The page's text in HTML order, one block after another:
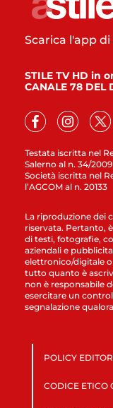
Testata iscritta nel
Salerno al n. 34/2009
Società iscritta nel
l’AGCOM al n. 20133
Scarica l'app di
STILE TV HD in
CANALE 78 DEL
La riproduzione dei
riservata. Pertanto,
di testi, fotografie,
aziendali e
elettronico/digitale
tutto quanto è
non è responsabile
esercitare un
segnalazione
POLICY
CODICE ETICO